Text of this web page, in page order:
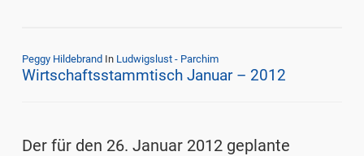
Peggy Hildebrand In Ludwigslust - Parchim
Wirtschaftsstammtisch Januar – 2012
Der für den 26. Januar 2012 geplante